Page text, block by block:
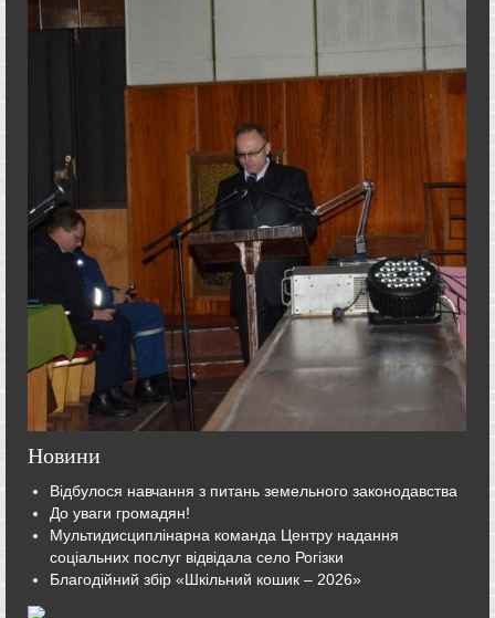
Новини
Відбулося навчання з питань земельного законодавства
До уваги громадян!
Мультидисциплінарна команда Центру надання
соціальних послуг відвідала село Рогізки
Благодійний збір «Шкільний кошик – 2026»